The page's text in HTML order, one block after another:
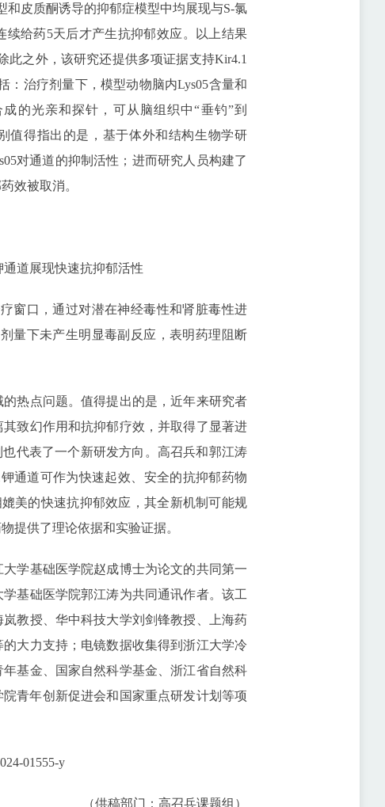
和皮质酮诱导的抑郁症模型中均展现与S-氯
给药5天后才产生抗抑郁效应。以上结果
此之外，该研究还提供多项证据支持Kir4.1
：治疗剂量下，模型动物脑内Lys05含量和
的光亲和探针，可从脑组织中“垂钓”到
值得指出的是，基于体外和结构生物学研
对通道的抑制活性；进而研究人员构建了
效被取消。
道展现快速抗抑郁活性
口，通过对潜在神经毒性和肾脏毒性进
量下未产生明显毒副反应，表明药理阻断
热点问题。值得提出的是，近年来研究者
致幻作用和抗抑郁疗效，并取得了显著进
代表了一个新研发方向。高召兵和郭江涛
通道可作为快速起效、安全的抗抑郁药物
美的快速抗抑郁效应，其全新机制可能规
提供了理论依据和实验证据。
基础医学院赵成博士为论文的共同第一
基础医学院郭江涛为共同通讯作者。该工
教授、华中科技大学刘剑锋教授、上海药
大力支持；电镜数据收集得到浙江大学冷
基金、国家自然科学基金、浙江省自然科
青年创新促进会和国家重点研发计划等项
01555-y
（供稿部门：高召兵课题组）